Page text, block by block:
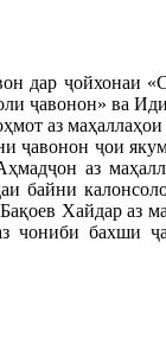
дар ҷойхонаи
ҷавонон» ва
аз
ҷавонон ҷои
аз
байни
Хайдар аз
чониби бахши